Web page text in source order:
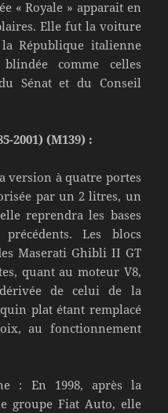
« Royale » apparait en
Elle fut la voiture
République italienne
comme celles
Sénat et du Conseil
2001) (M139) :
version à quatre portes
par un 2 litres, un
reprendra les bases
Les blocs
Maserati Ghibli II GT
quant au moteur V8,
de celui de la
plat étant remplacé
au fonctionnement
: En 1998, après la
groupe Fiat Auto, elle